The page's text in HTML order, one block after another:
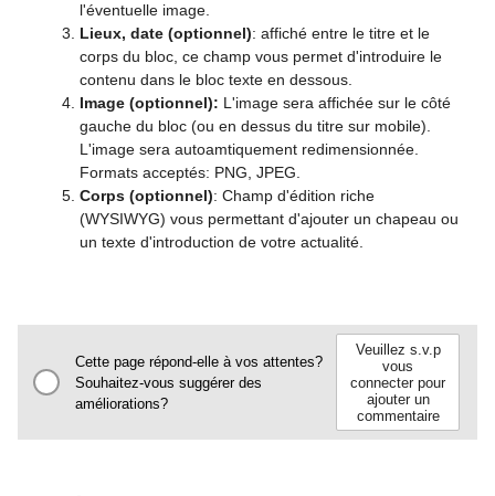
l'éventuelle image.
Lieux, date (optionnel): affiché entre le titre et le
corps du bloc, ce champ vous permet d'introduire le
contenu dans le bloc texte en dessous.
Image (optionnel): L'image sera affichée sur le côté
gauche du bloc (ou en dessus du titre sur mobile).
L'image sera autoamtiquement redimensionnée.
Formats acceptés: PNG, JPEG.
Corps (optionnel): Champ d'édition riche
(WYSIWYG) vous permettant d'ajouter un chapeau ou
un texte d'introduction de votre actualité.
Cette page répond-elle à vos attentes?
Souhaitez-vous suggérer des
améliorations?
Veuillez s.v.p
vous
connecter pour
ajouter un
commentaire